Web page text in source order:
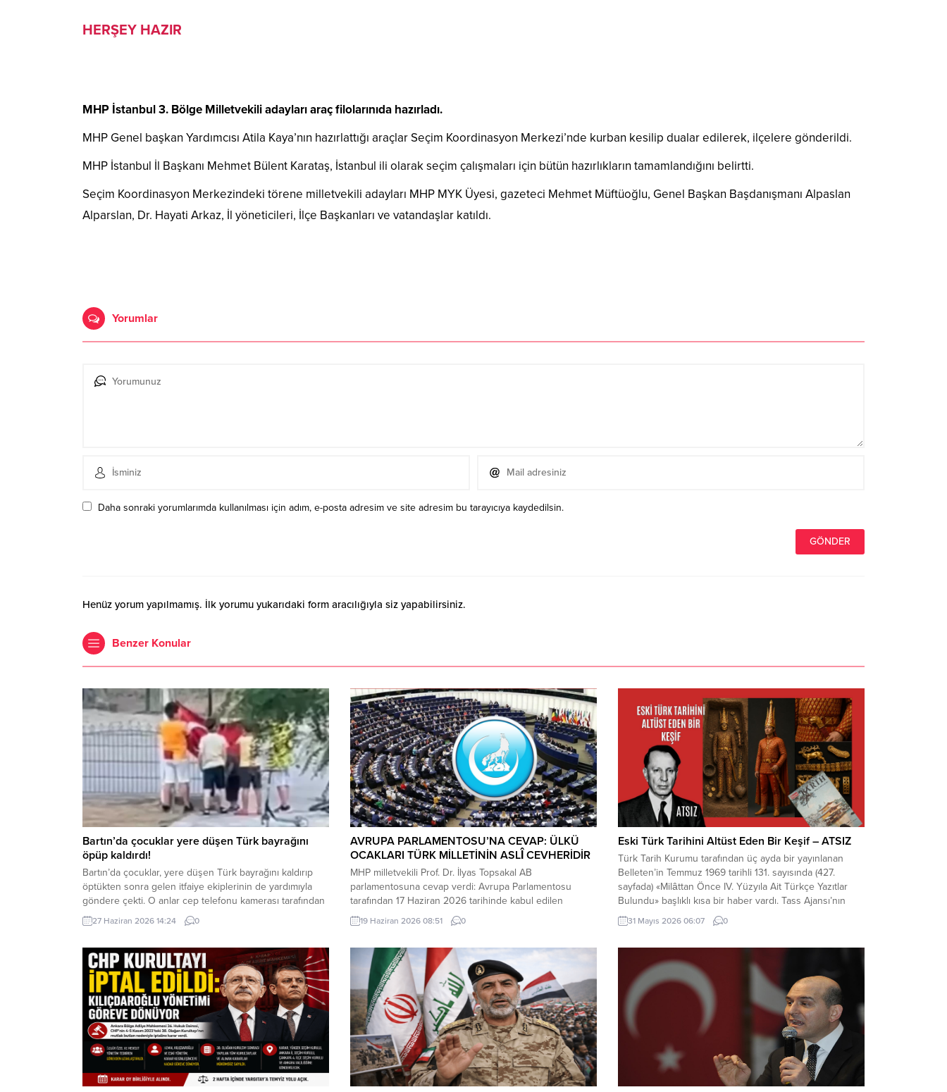
HERŞEY HAZIR
MHP İstanbul 3. Bölge Milletvekili adayları araç filolarınıda hazırladı.
MHP Genel başkan Yardımcısı Atila Kaya’nın hazırlattığı araçlar Seçim Koordinasyon Merkezi’nde kurban kesilip dualar edilerek, ilçelere gönderildi.
MHP İstanbul İl Başkanı Mehmet Bülent Karataş, İstanbul ili olarak seçim çalışmaları için bütün hazırlıkların tamamlandığını belirtti.
Seçim Koordinasyon Merkezindeki törene milletvekili adayları MHP MYK Üyesi, gazeteci Mehmet Müftüoğlu, Genel Başkan Başdanışmanı Alpaslan
Alparslan, Dr. Hayati Arkaz, İl yöneticileri, İlçe Başkanları ve vatandaşlar katıldı.
Yorumlar
Daha sonraki yorumlarımda kullanılması için adım, e-posta adresim ve site adresim bu tarayıcıya kaydedilsin.
Henüz yorum yapılmamış. İlk yorumu yukarıdaki form aracılığıyla siz yapabilirsiniz.
Benzer Konular
Bartın’da çocuklar yere düşen Türk bayrağını
öpüp kaldırdı!
Bartın’da çocuklar, yere düşen Türk bayrağını kaldırıp
öptükten sonra gelen itfaiye ekiplerinin de yardımıyla
göndere çekti. O anlar cep telefonu kamerası tarafından
kaydedildi. Yerden kaldırıp öptüler Kemerköprü
Mahallesi’nde dün akşam saatlerinde Cumhuriyet Parkı
nedeniyle ipinin kopmasıyla yere düştü. Bu sırada parkta
oynayan çocuklar yere...
27 Haziran 2026 14:24 0
AVRUPA PARLAMENTOSU’NA CEVAP: ÜLKÜ
OCAKLARI TÜRK MİLLETİNİN ASLÎ CEVHERİDİR
MHP milletvekili Prof. Dr. İlyas Topsakal AB
parlamentosuna cevap verdi: Avrupa Parlamentosu
tarafından 17 Haziran 2026 tarihinde kabul edilen
Türkiye Raporu, teknik bir ilerleme belgesi olmaktan
ziyade, Türkiye-AB ilişkilerinin gerilimli fay hatlarını
alan bir siyasi pozisyon belgesi niteliğindedir. Raporun
içeriği, Türkiye’nin iç siyasi dengelerine...
19 Haziran 2026 08:51 0
Eski Türk Tarihini Altüst Eden Bir Keşif – ATSIZ
Türk Tarih Kurumu tarafından üç ayda bir yayınlanan
Belleten’in Temmuz 1969 tarihli 131. sayısında (427.
sayfada) «Milâttan Önce IV. Yüzyıla Ait Türkçe Yazıtlar
Bulundu» başlıklı kısa bir haber vardı. Tass Ajansı’nın
Alma Ata kaynaklı bir haberinde, bu yazıtlarda yapılan
incelemelere göre, bunların Milât’tan Önce IV. Yüzyılda
31 Mayıs 2026 06:07 0